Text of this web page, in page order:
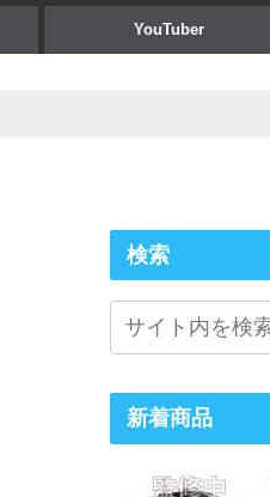
YouTuber
検索
新着商品